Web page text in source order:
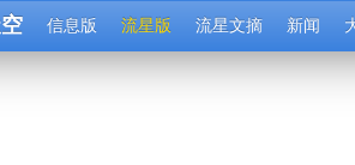
信息版 流星版 流星文摘 新闻